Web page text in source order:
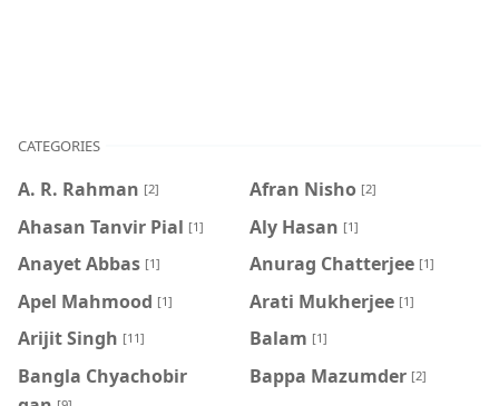
CATEGORIES
A. R. Rahman [2] Afran Nisho [2]
Ahasan Tanvir Pial [1] Aly Hasan [1]
Anayet Abbas [1] Anurag Chatterjee [1]
Apel Mahmood [1] Arati Mukherjee [1]
Arijit Singh [11] Balam [1]
Bangla Chyachobir
Bappa Mazumder [2]